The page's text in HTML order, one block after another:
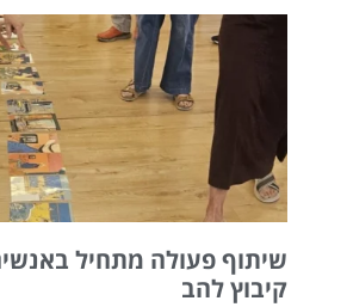
שיתוף פעולה מתחיל
קיבוץ להב